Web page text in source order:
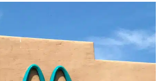
& BEVERAGE
HOUSE
LIFESTYLE